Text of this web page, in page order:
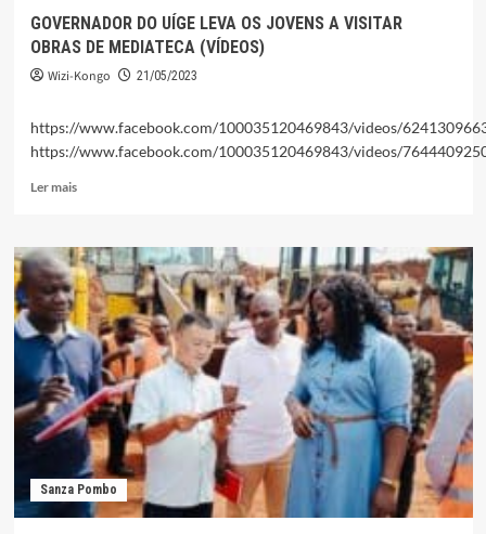
GOVERNADOR DO UÍGE LEVA OS JOVENS A VISITAR
OBRAS DE MEDIATECA (VÍDEOS)
Wizi-Kongo 21/05/2023
https://www.facebook.com/100035120469843/videos/
https://www.facebook.com/100035120469843/videos/
Ler maisLeia
GOVERNADOR
DO
UÍGE
LEVA
OS
JOVENS
A
VISITAR
OBRAS
DE
MEDIATECA
(VÍDEOS)
Sanza Pombo